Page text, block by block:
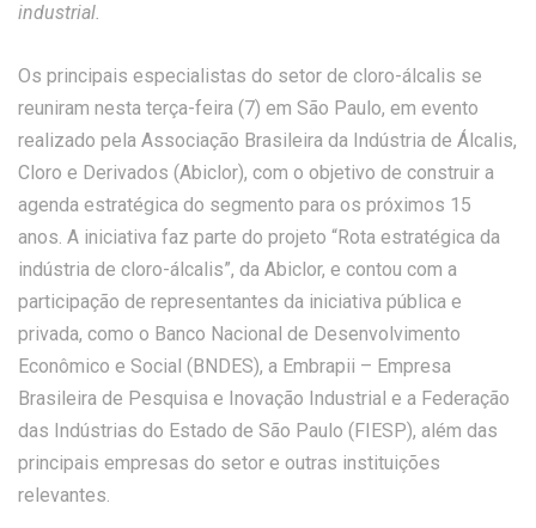
industrial.
Os principais especialistas do setor de cloro-álcalis se
reuniram nesta terça-feira (7) em São Paulo, em evento
realizado pela Associação Brasileira da Indústria de Álcalis,
Cloro e Derivados (Abiclor), com o objetivo de construir a
agenda estratégica do segmento para os próximos 15
anos. A iniciativa faz parte do projeto “Rota estratégica da
indústria de cloro-álcalis”, da Abiclor, e contou com a
participação de representantes da iniciativa pública e
privada, como o Banco Nacional de Desenvolvimento
Econômico e Social (BNDES), a Embrapii – Empresa
Brasileira de Pesquisa e Inovação Industrial e a Federação
das Indústrias do Estado de São Paulo (FIESP), além das
principais empresas do setor e outras instituições
relevantes.